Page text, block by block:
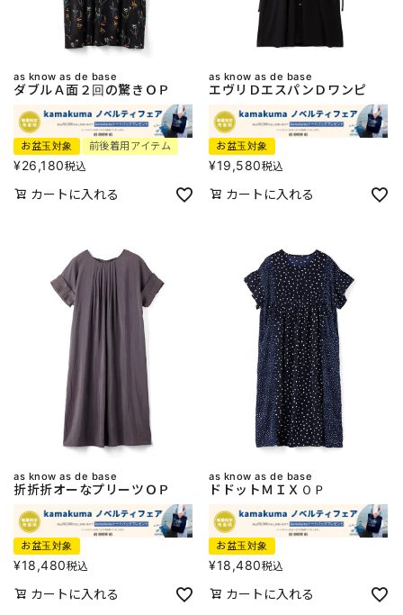
as know as de base
ダブルＡ面２回の驚きＯＰ
お盆玉対象 前後着用アイテム
¥26,180税込
カートに入れる
as know as de base
エヴリＤエスパンＤワンピ
お盆玉対象
¥19,580税込
カートに入れる
as know as de base
折折折オーなプリーツＯＰ
お盆玉対象
¥18,480税込
カートに入れる
as know as de base
ドドットＭＩＸＯＰ
お盆玉対象
¥18,480税込
カートに入れる